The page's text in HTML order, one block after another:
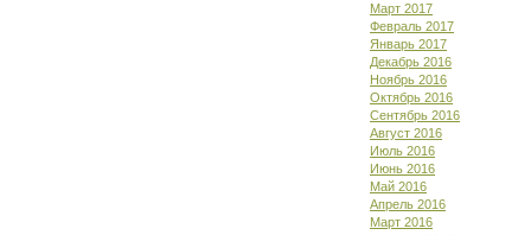
Март 2017
Февраль 2017
Январь 2017
Декабрь 2016
Ноябрь 2016
Октябрь 2016
Сентябрь 2016
Август 2016
Июль 2016
Июнь 2016
Май 2016
Апрель 2016
Март 2016